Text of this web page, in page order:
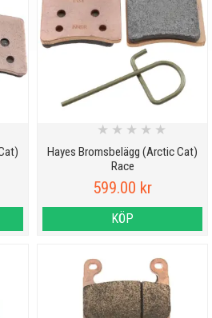
Hayes Bromsbelägg (Arctic Cat)
Race
★ ★ ★ ★ ★
599.00 kr
KÖP